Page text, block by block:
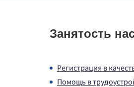
Занятость
Регистрация в
Помощь в